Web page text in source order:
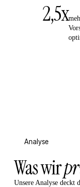
2,5x
Analyse
Was wir
Unsere Analyse deckt